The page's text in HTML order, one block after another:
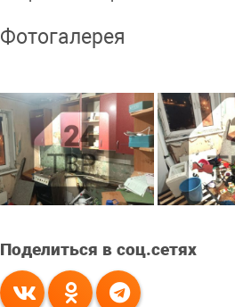
Фотогалерея
Поделиться в соц.сетях